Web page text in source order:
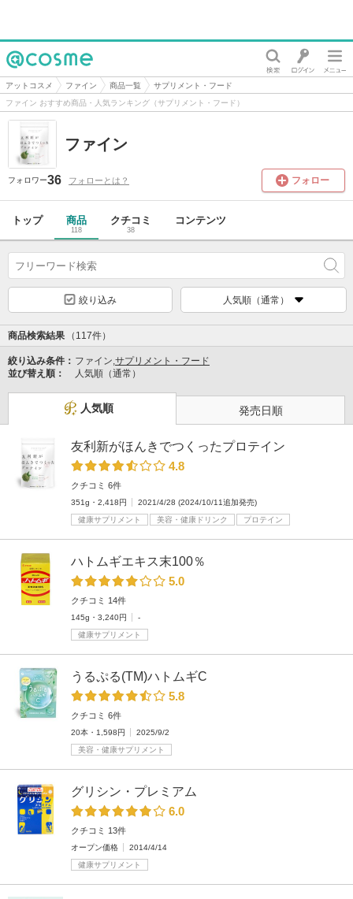
@cosme
アットコスメ ファイン 商品一覧
サプリメント・フード
ファイン おすすめ商品・人気ランキング（サプリメント・フード）
ファイン
フォロワー36 フォローとは？ フォロー
トップ 商品
118
クチコミ
38
コンテンツ
絞り込み 人気順（通常）
商品検索結果 （117件）
絞り込み条件： ファイン,サプリメント・フード
並び替え順：
人気順（通常）
人気順 発売日順
友利新がほんきでつくったプロテイン
4.8
クチコミ 6件
351g・2,418円
2021/4/28 (2024/10/11追加発売)
健康サプリメント
美容・健康ドリンク プロテイン
ハトムギエキス末100％
5.0
クチコミ 14件
145g・3,240円
-
健康サプリメント
うるぷる(TM)ハトムギC
5.8
クチコミ 6件
20本・1,598円
2025/9/2
美容・健康サプリメント
グリシン・プレミアム
6.0
クチコミ 13件
オープン価格
2014/4/14
健康サプリメント